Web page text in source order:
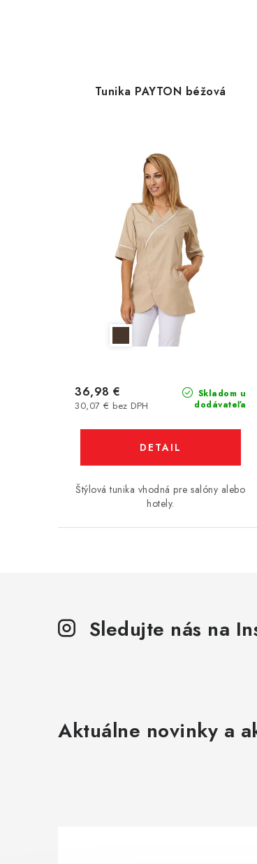
Tunika PAYTON béžová
Skladom u
dodávateľa
30,07 € bez DPH
36,98 €
DETAIL
Štýlová tunika vhodná pre salóny alebo
hotely.
Sledujte nás na
Aktuálne novinky a